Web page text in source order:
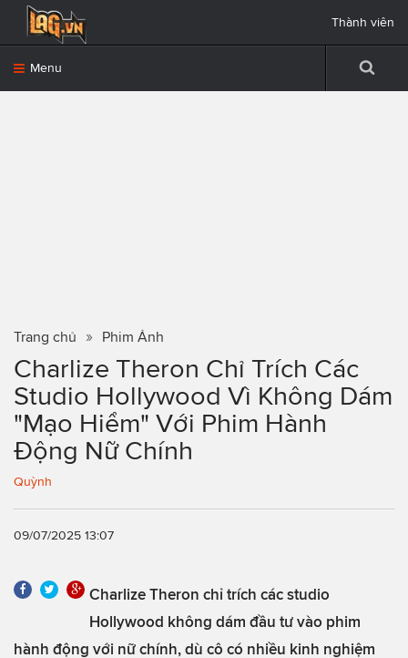
Menu
Thành viên
Trang chủ Phim Ảnh
Charlize Theron Chỉ Trích Các
Studio Hollywood Vì Không Dám
"Mạo Hiểm" Với Phim Hành
Động Nữ Chính
Quỳnh
09/07/2025 13:07
Charlize Theron chỉ trích các studio
Hollywood không dám đầu tư vào phim
hành động với nữ chính, dù cô có nhiều kinh nghiệm